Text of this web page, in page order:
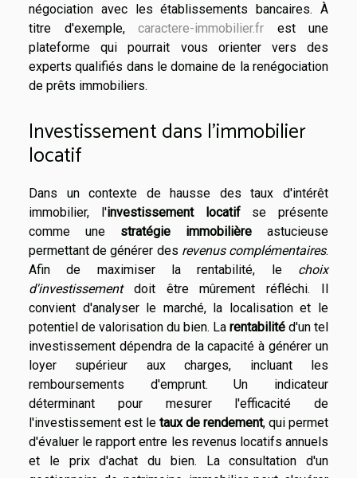
négociation avec les établissements bancaires. À
titre d'exemple, caractere-immobilier.fr est une
plateforme qui pourrait vous orienter vers des
experts qualifiés dans le domaine de la renégociation
de prêts immobiliers.
Investissement dans l'immobilier
locatif
Dans un contexte de hausse des taux d'intérêt
immobilier, l'investissement locatifse présente
comme une stratégie immobilière astucieuse
permettant de générer des revenus complémentaires.
Afin de maximiser la rentabilité, le choix
d'investissementdoit être mûrement réfléchi. Il
convient d'analyser le marché, la localisation et le
potentiel de valorisation du bien. La rentabilité d'un tel
investissement dépendra de la capacité à générer un
loyer supérieur aux charges, incluant les
remboursements d'emprunt. Un indicateur
déterminant pour mesurer l'efficacité de
l'investissement est le taux de rendement, qui permet
d'évaluer le rapport entre les revenus locatifs annuels
et le prix d'achat du bien. La consultation d'un